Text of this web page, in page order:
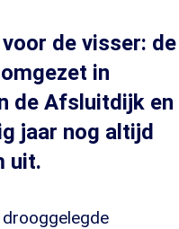
de visser: de
in
de Afsluitdijk en
jaar nog altijd
uit.